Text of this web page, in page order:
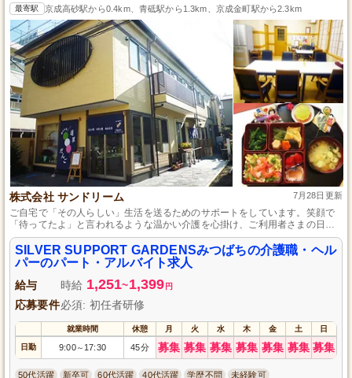
最寄駅 京成高砂駅から0.4km、青砥駅から1.3km、京成金町駅から2.3km
株式会社 サンドリーム 7月28日更新
ご自宅で「その人らしい」生活を送るためのサポートをしています。笑顔で
「待ってたよ」と言われるような温かい介護を心掛け、ご利用者さまの日常
生活を豊かにするパート・アルバイト募集中です。勤務時間はご相談に応
じ、感染症対策も万全な環境で、安心して働けます。
SILVER SUPPORT GARDENSみつばちの介護職・ヘル
パーのパート・アルバイト求人
給与 時給 1,251~1,399 円
応募要件必須: 初任者研修
就業時間 休憩 月 火 水 木 金 土 日
日勤 9:00～ 17:30 45分 募集 募集 募集 募集 募集 募集 募集
50代活躍 新卒可 60代活躍 40代活躍 学歴不問 未経験可